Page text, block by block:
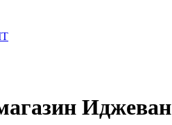
Иджеван